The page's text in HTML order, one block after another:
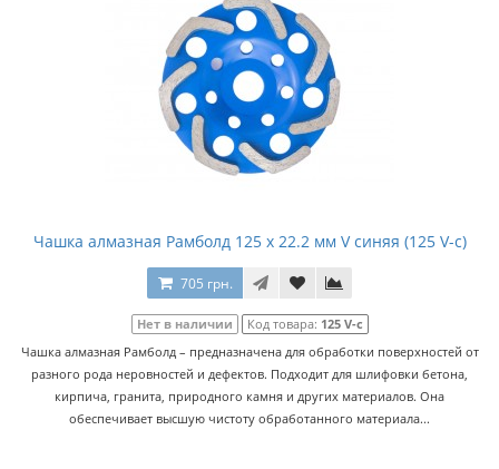
Чашка алмазная Рамболд 125 x 22.2 мм V синяя (125 V-с)
705 грн.
Нет в наличии Код товара: 125 V-с
Чашка алмазная Рамболд – предназначена для обработки поверхностей от
разного рода неровностей и дефектов. Подходит для шлифовки бетона,
кирпича, гранита, природного камня и других материалов. Она
обеспечивает высшую чистоту обработанного материала...